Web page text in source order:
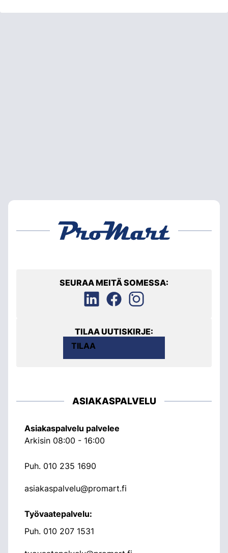
SEURAA MEITÄ SOMESSA:
TILAA UUTISKIRJE:
TILAA
ASIAKASPALVELU
Asiakaspalvelu palvelee
Arkisin 08:00 - 16:00
Puh. 010 235 1690
asiakaspalvelu@promart.fi
Työvaatepalvelu:
Puh. 010 207 1531